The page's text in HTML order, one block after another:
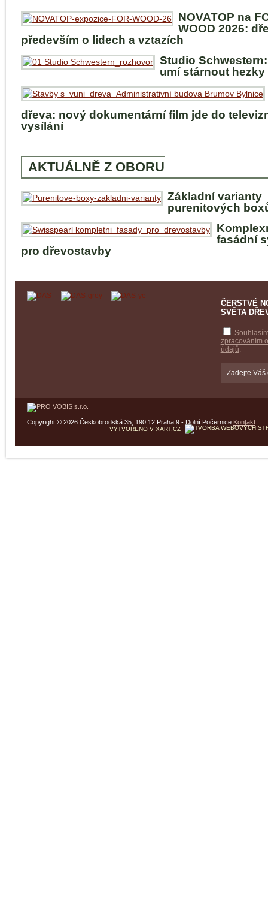
NOVATOP na
WOOD 2026:
především o lidech a vztazích
Studio
umí stárnout hezky
dřeva: nový dokumentární film jde do
vysílání
AKTUÁLNĚ Z OBORU
Základní varianty
purenitových
fasádní
pro dřevostavby
ČERSTVÉ
SVĚTA
zpracováním
údajů
Copyright © 2026 Českobrodská 35, 190 12 Praha 9 - Dolní Počernice Kontakt
VYTVOŘENO V XART.CZ